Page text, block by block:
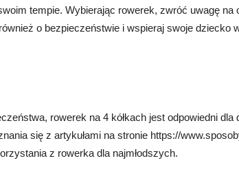
tempie. Wybierając rowerek, zwróć uwagę na
o bezpieczeństwie i wspieraj swoje dziecko
rowerek na 4 kółkach jest odpowiedni
się z artykułami na stronie https://
z rowerka dla najmłodszych.